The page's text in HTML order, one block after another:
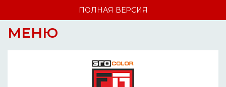
ПОЛНАЯ ВЕРСИЯ
МЕНЮ